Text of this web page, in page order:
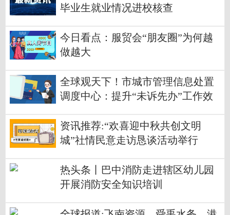
毕业生就业情况进校核查
今日看点：服贸会“朋友圈”为何越
做越大
全球观天下！市城市管理信息处置
调度中心：提升“未诉先办”工作效
资讯推荐:“欢喜迎中秋共创文明
城”社情民意走访恳谈活动举行
热头条丨巴中消防走进辖区幼儿园
开展消防安全知识培训